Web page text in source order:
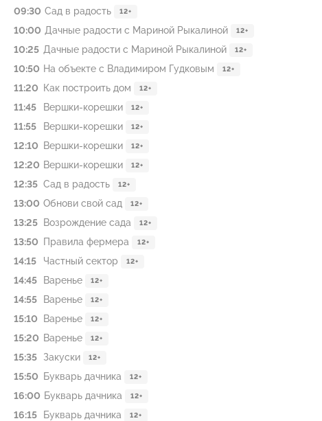
09:30 Сад в радость 12+
10:00 Дачные радости с Мариной Рыкалиной 12+
10:25 Дачные радости с Мариной Рыкалиной 12+
10:50 На объекте с Владимиром Гудковым 12+
11:20 Как построить дом 12+
11:45 Вершки-корешки 12+
11:55 Вершки-корешки 12+
12:10 Вершки-корешки 12+
12:20 Вершки-корешки 12+
12:35 Сад в радость 12+
13:00 Обнови свой сад 12+
13:25 Возрождение сада 12+
13:50 Правила фермера 12+
14:15 Частный сeктoр 12+
14:45 Варенье 12+
14:55 Варенье 12+
15:10 Варенье 12+
15:20 Варенье 12+
15:35 Закуски 12+
15:50 Букварь дачника 12+
16:00 Букварь дачника 12+
16:15 Букварь дачника 12+